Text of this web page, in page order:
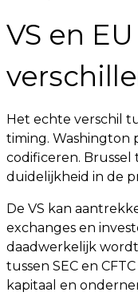
VS en
Het echte verschil
timing. Washington
codificeren.
duidelijkheid in de
De VS kan
exchanges en
daadwerkelijk
tussen SEC en
kapitaal en